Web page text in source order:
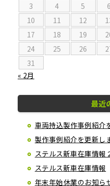
3
4 5 6
10
11 12
17
18 19
24
25 26
31
« 2月
最近
車両持込製作事例紹介
製作事例紹介を更新し
ステルス新車在庫情報
ステルス新車在庫情報
年末年始休業のお知ら